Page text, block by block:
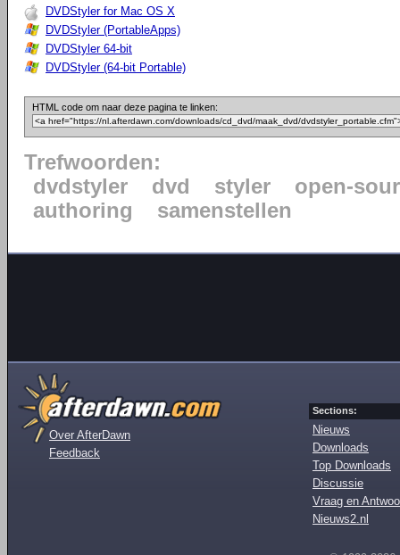
DVDStyler for Mac OS X
DVDStyler (PortableApps)
DVDStyler 64-bit
DVDStyler (64-bit Portable)
HTML code om naar deze pagina te linken:
Trefwoorden:
dvdstyler
dvd styler
open-
authoring
samenstellen
Over AfterDawn
Feedback
Sections:
Nieuws
Downloads
Top Downloads
Discussie
Vraag en
Nieuws2.nl